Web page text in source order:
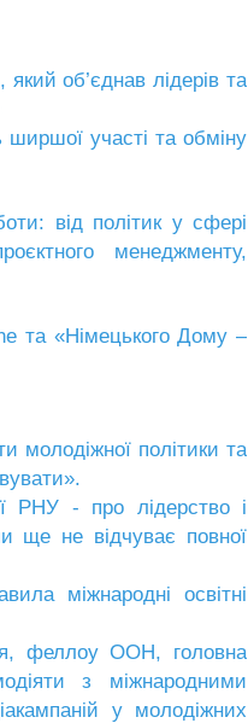
об’єднав лідерів та
участі та обміну
від політик у сфері
менеджменту,
та «Німецького Дому –
молодіжної політики та
РНУ - про лідерство і
ще не відчуває повної
міжнародні освітні
феллоу ООН, головна
з міжнародними
у молодіжних